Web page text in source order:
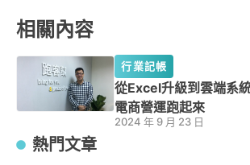
相關內容
行業記帳
從Excel升級到雲端系
電商營運跑起來
2024 年 9 月 23 日
熱門文章